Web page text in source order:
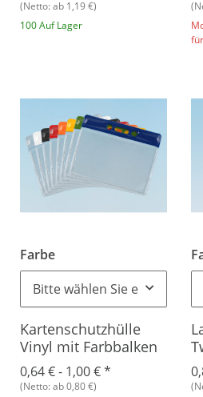
(Netto: ab 1,19 €)
100 Auf Lager
Farbe
Bitte wählen Sie eine
Kartenschutzhülle
Vinyl mit Farbbalken
0,64 € - 1,00 €*
(Netto: ab 0,80 €)